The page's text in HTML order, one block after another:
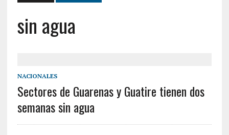
sin agua
NACIONALES
Sectores de Guarenas y Guatire tienen dos
semanas sin agua